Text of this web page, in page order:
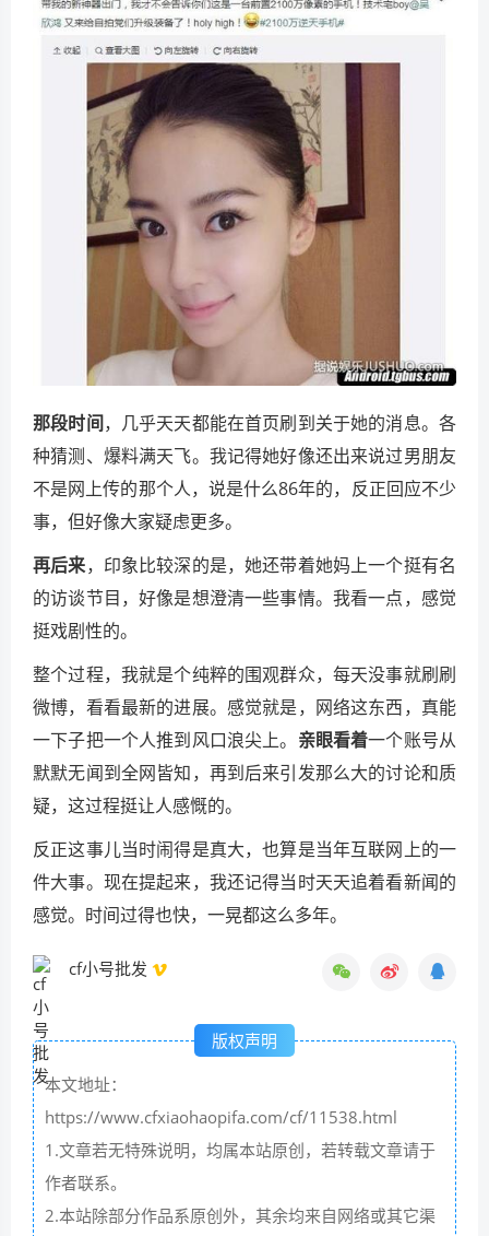
那段时间，几乎天天都能在首页刷到关于她的消息。各
种猜测、爆料满天飞。我记得她好像还出来说过男朋友
不是网上传的那个人，说是什么86年的，反正回应不少
事，但好像大家疑虑更多。
再后来，印象比较深的是，她还带着她妈上一个挺有名
的访谈节目，好像是想澄清一些事情。我看一点，感觉
挺戏剧性的。
整个过程，我就是个纯粹的围观群众，每天没事就刷刷
微博，看看最新的进展。感觉就是，网络这东西，真能
一下子把一个人推到风口浪尖上。 亲眼看着一个账号从
默默无闻到全网皆知，再到后来引发那么大的讨论和质
疑，这过程挺让人感慨的。
反正这事儿当时闹得是真大，也算是当年互联网上的一
件大事。现在提起来，我还记得当时天天追着看新闻的
感觉。时间过得也快，一晃都这么多年。
cf小号批发
版权声明
本文地址：
https://www.cfxiaohaopifa.com/cf/11538.html
1.文章若无特殊说明，均属本站原创，若转载文章请于
作者联系。
2.本站除部分作品系原创外，其余均来自网络或其它渠